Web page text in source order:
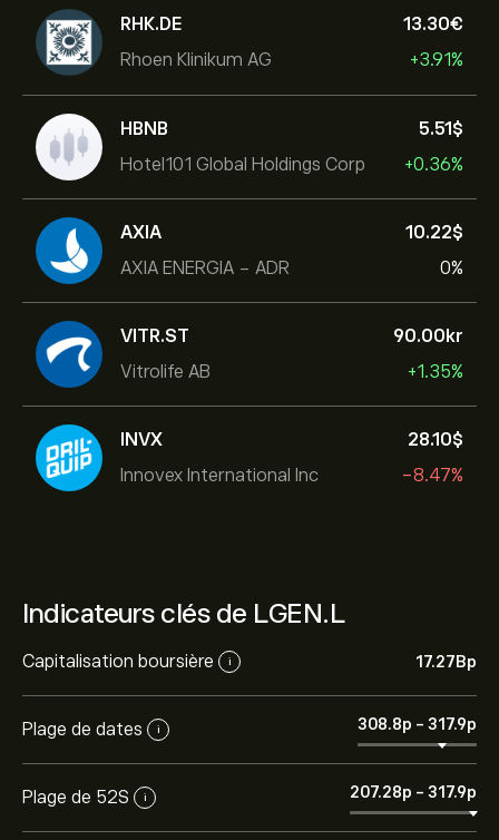
RHK.DE
Rhoen Klinikum AG
13.30‎€‎
+3.91%
HBNB
Hotel101 Global Holdings Corp
5.51‎$‎
+0.36%
AXIA
AXIA ENERGIA - ADR
10.22‎$‎
0%
VITR.ST
Vitrolife AB
90.00‎kr‎
+1.35%
INVX
Innovex International Inc
28.10‎$‎
-8.47%
Indicateurs clés de LGEN.L
Capitalisation boursière i 17.27B‎p‎
Plage de dates i 308.8‎p‎ - 317.9‎p‎
Plage de 52S i 207.28‎p‎ - 317.9‎p‎